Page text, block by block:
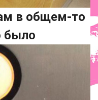
в общем-то
было